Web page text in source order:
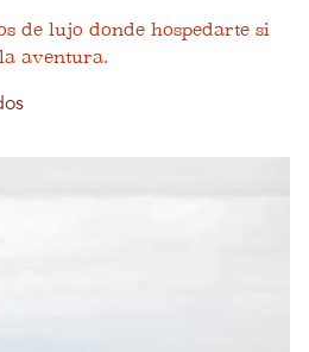
de lujo donde hospedarte si
aventura.